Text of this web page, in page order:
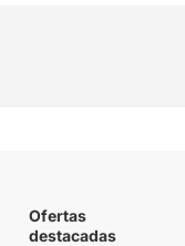
Ofertas
destacadas